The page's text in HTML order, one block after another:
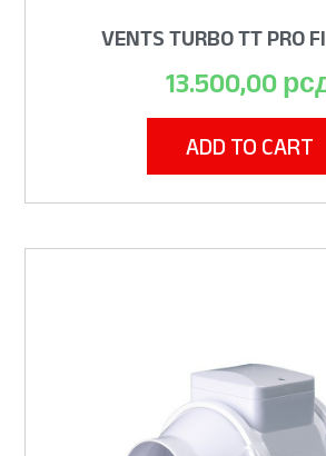
VENTS TURBO TT PRO
13.500,00
ADD TO CART